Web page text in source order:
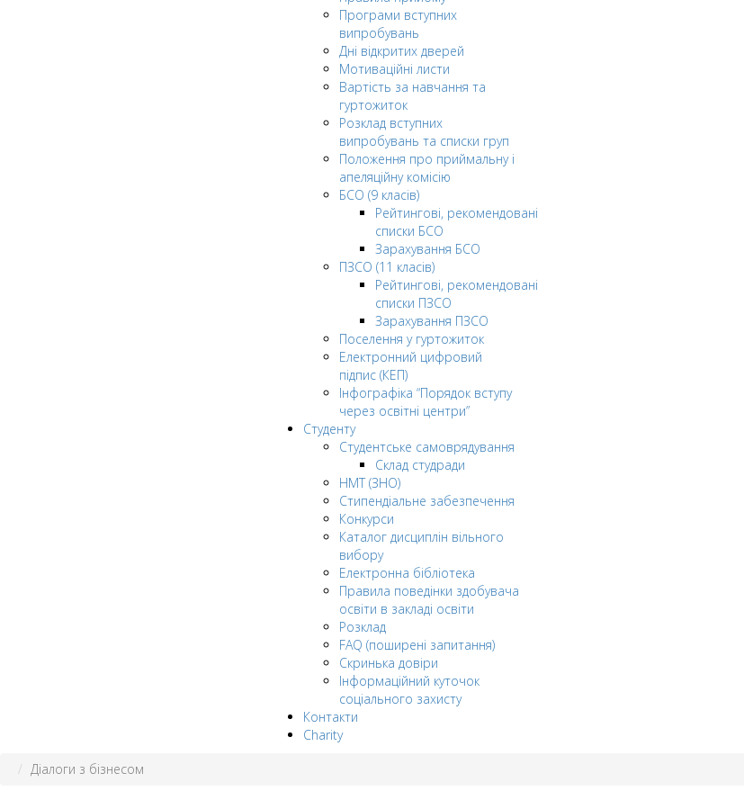
Програми вступних
випробувань
Дні відкритих дверей
Мотиваційні листи
Вартість за навчання та
гуртожиток
Розклад вступних
випробувань та списки груп
Положення про приймальну і
апеляційну комісію
БСО (9 класів)
Рейтингові, рекомендовані
списки БСО
Зарахування БСО
ПЗСО (11 класів)
Рейтингові, рекомендовані
списки ПЗСО
Зарахування ПЗСО
Поселення у гуртожиток
Електронний цифровий
підпис (КЕП)
Інфографіка “Порядок вступу
через освітні центри”
Студенту
Студентське самоврядування
Склад студради
НМТ (ЗНО)
Стипендіальне забезпечення
Конкурси
Каталог дисциплін вільного
вибору
Електронна бібліотека
Правила поведінки здобувача
освіти в закладі освіти
Розклад
FAQ (поширені запитання)
Скринька довіри
Інформаційний куточок
соціального захисту
Контакти
Charity
Діалоги з бізнесом